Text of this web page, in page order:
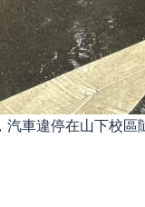
汽車違停在山下校